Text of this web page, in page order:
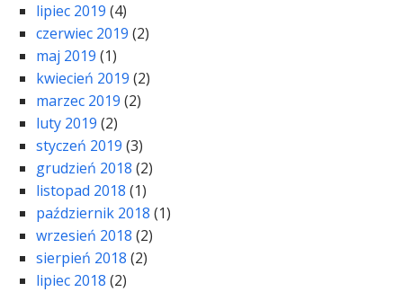
lipiec 2019 (4)
czerwiec 2019 (2)
maj 2019 (1)
kwiecień 2019 (2)
marzec 2019 (2)
luty 2019 (2)
styczeń 2019 (3)
grudzień 2018 (2)
listopad 2018 (1)
październik 2018 (1)
wrzesień 2018 (2)
sierpień 2018 (2)
lipiec 2018 (2)